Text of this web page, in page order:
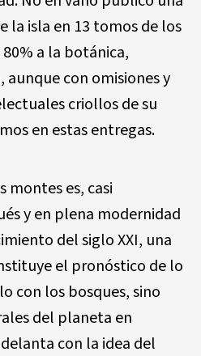
la isla en 13 tomos de los
a la botánica,
con omisiones y
criollos de su
en estas entregas.
montes es, casi
y en plena modernidad
del siglo XXI, una
el pronóstico de lo
con los bosques, sino
del planeta en
con la idea del